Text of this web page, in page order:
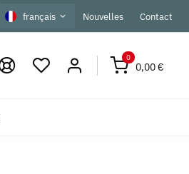
français Nouvelles Contact
0
0,00 €